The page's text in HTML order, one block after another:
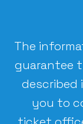
The
guarantee
described
you to